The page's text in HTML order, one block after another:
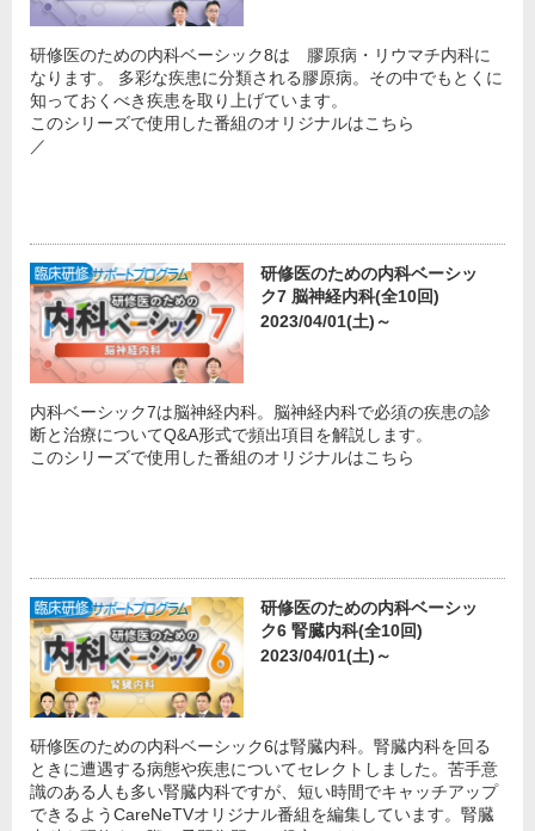
研修医のための内科ベーシック8は 膠原病・リウマチ内科に
なります。 多彩な疾患に分類される膠原病。その中でもとくに
知っておくべき疾患を取り上げています。
このシリーズで使用した番組のオリジナルはこちら
／
研修医のための内科ベーシッ
ク7 脳神経内科(全10回)
2023/04/01(土)～
内科ベーシック7は脳神経内科。脳神経内科で必須の疾患の診
断と治療についてQ&A形式で頻出項目を解説します。
このシリーズで使用した番組のオリジナルはこちら
研修医のための内科ベーシッ
ク6 腎臓内科(全10回)
2023/04/01(土)～
研修医のための内科ベーシック6は腎臓内科。腎臓内科を回る
ときに遭遇する病態や疾患についてセレクトしました。苦手意
識のある人も多い腎臓内科ですが、短い時間でキャッチアップ
できるようCareNeTVオリジナル番組を編集しています。腎臓